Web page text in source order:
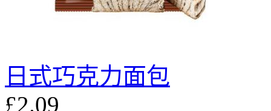
日式巧克力面包
£2.09